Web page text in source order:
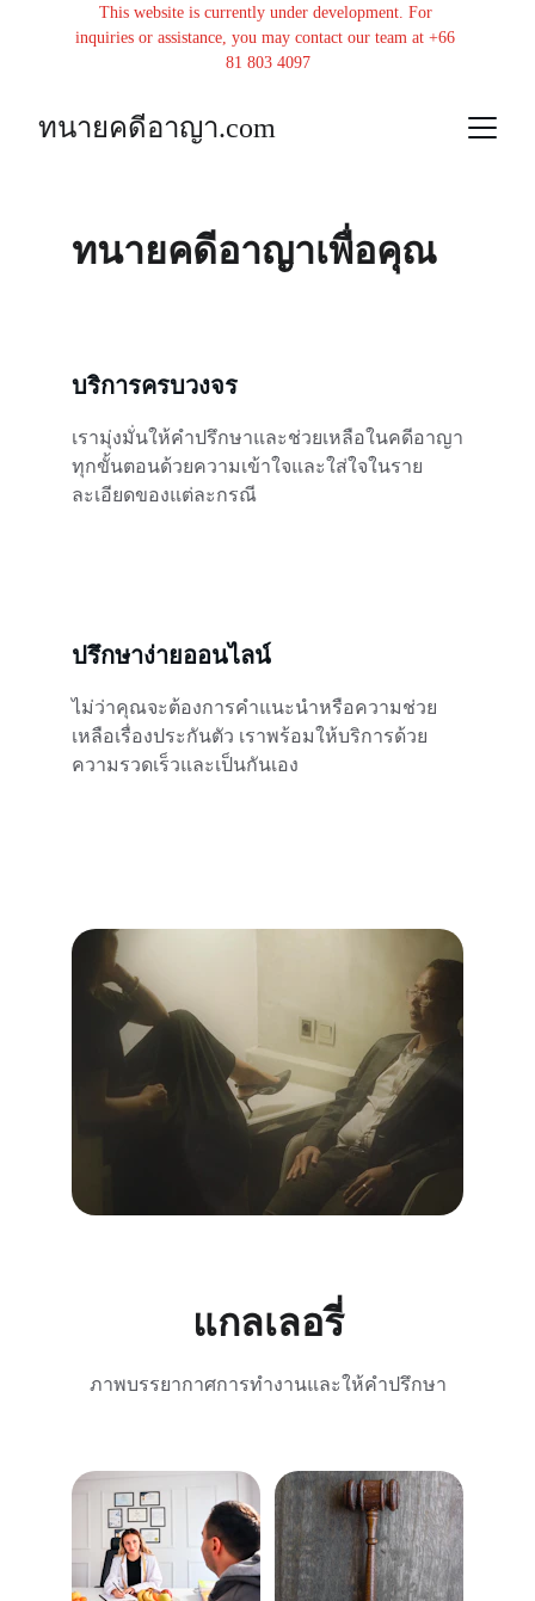
This website is currently under development. For
inquiries or assistance, you may contact our team at +66
81 803 4097
ทนายคดีอาญา.com
ทนายคดีอาญาเพื่อคุณ
เรามุ่งมั่นให้คำปรึกษาและช่วยเหลือในคดีอาญา
ทุกขั้นตอนด้วยความเข้าใจและใส่ใจในราย
ละเอียดของแต่ละกรณี
บริการครบวงจร
ปรึกษาง่ายออนไลน์
ไม่ว่าคุณจะต้องการคำแนะนำหรือความช่วย
เหลือเรื่องประกันตัว เราพร้อมให้บริการด้วย
ความรวดเร็วและเป็นกันเอง
แกลเลอรี่
ภาพบรรยากาศการทำงานและให้คำปรึกษา